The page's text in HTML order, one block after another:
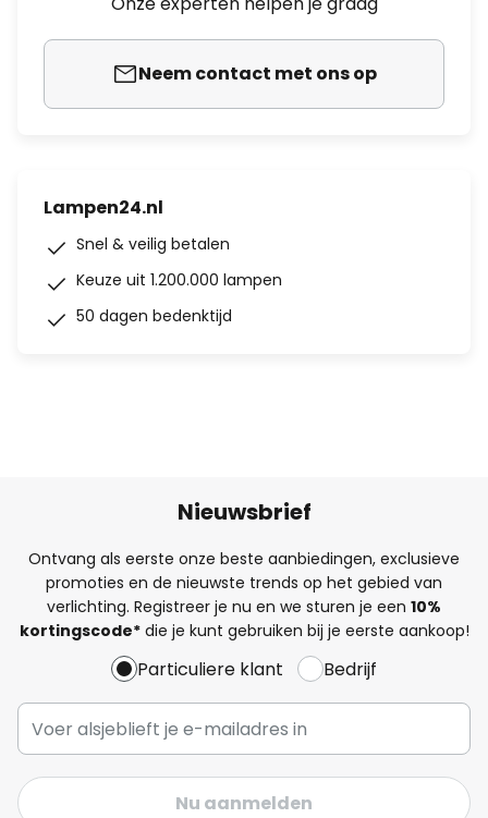
Neem contact met ons op
Lampen24.nl
Snel & veilig betalen
Keuze uit 1.200.000 lampen
50 dagen bedenktijd
Nieuwsbrief
Ontvang als eerste onze beste aanbiedingen, exclusieve
promoties en de nieuwste trends op het gebied van
verlichting. Registreer je nu en we sturen je een 10%
kortingscode*die je kunt gebruiken bij je eerste aankoop!
Particuliere klant Bedrijf
Nu aanmelden